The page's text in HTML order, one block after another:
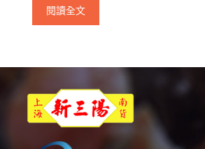
閱讀全文